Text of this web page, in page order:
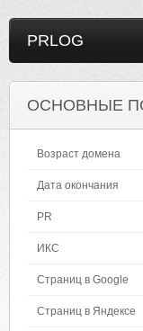
PRLOG
ОСНОВНЫЕ
Возраст домена
Дата окончания
PR
ИКС
Страниц в Google
Страниц в Яндексе